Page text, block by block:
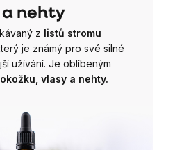
a nehty
z listů stromu
je známý pro své silné
užívání. Je oblíbeným
vlasy a nehty.